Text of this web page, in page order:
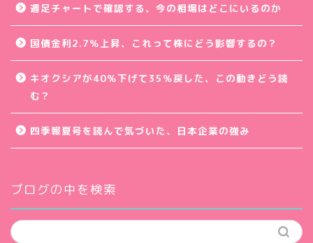
週足チャートで確認する、今の相場はどこにいるのか
国債金利2.7％上昇、これって株にどう影響するの？
キオクシアが40％下げて35％戻した、この動きどう読
む？
四季報夏号を読んで気づいた、日本企業の強み
ブログの中を検索